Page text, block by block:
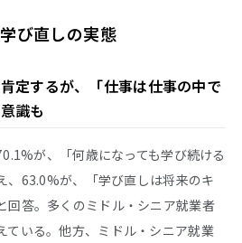
び直しの実態
定するが、「仕事は仕事の中で
識も
が、「何歳になっても学び続ける
、63.0%が、「学び直しは将来のキ
回答。多くのミドル・シニア就業者
ている。他方、ミドル・シニア就業